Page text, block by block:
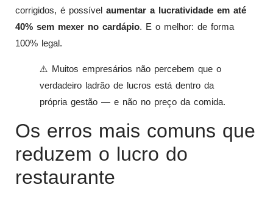
corrigidos, é possível aumentar a lucratividade em até
40% sem mexer no cardápio. E o melhor: de forma
100% legal.
⚠️ Muitos empresários não percebem que o
verdadeiro ladrão de lucros está dentro da
própria gestão — e não no preço da comida.
Os erros mais comuns que
reduzem o lucro do
restaurante